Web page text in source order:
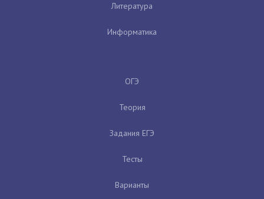
Литература
Информатика
ОГЭ
Теория
Задания ЕГЭ
Тесты
Варианты